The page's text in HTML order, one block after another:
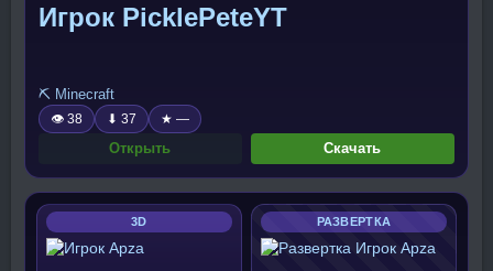
Игрок PicklePeteYT
⛏️ Minecraft
👁 38 ⬇ 37 ★ —
Открыть Скачать
3D РАЗВЕРТКА